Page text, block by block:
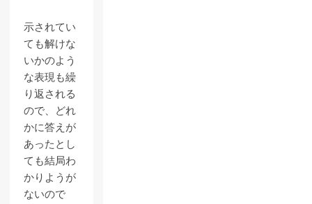
示されてい
ても解けな
いかのよう
な表現も繰
り返される
ので、どれ
かに答えが
あったとし
ても結局わ
かりようが
ないので